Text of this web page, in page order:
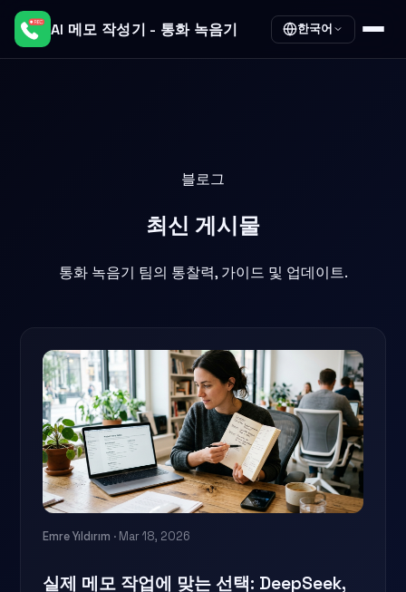
AI 메모 작성기 - 통화 녹음기 한국어
블로그
최신 게시물
통화 녹음기 팀의 통찰력, 가이드 및 업데이트.
Emre Yıldırım · Mar 18, 2026
실제 메모 작업에 맞는 선택: DeepSeek,